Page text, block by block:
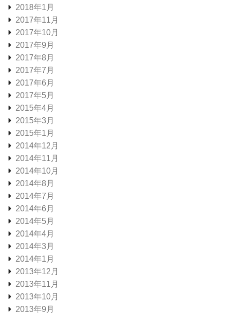
2018年1月
2017年11月
2017年10月
2017年9月
2017年8月
2017年7月
2017年6月
2017年5月
2015年4月
2015年3月
2015年1月
2014年12月
2014年11月
2014年10月
2014年8月
2014年7月
2014年6月
2014年5月
2014年4月
2014年3月
2014年1月
2013年12月
2013年11月
2013年10月
2013年9月